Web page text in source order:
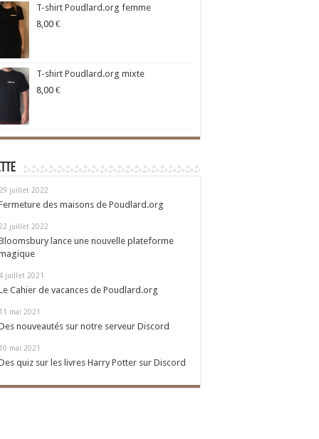
T-shirt Poudlard.org femme
8,00 €
T-shirt Poudlard.org mixte
8,00 €
juillet 2022
des maisons de Poudlard.org
juillet 2022
lance une nouvelle plateforme
juillet 2021
Cahier de vacances de Poudlard.org
mai 2021
nouveautés sur notre serveur Discord
mai 2021
quiz sur les livres Harry Potter sur Discord